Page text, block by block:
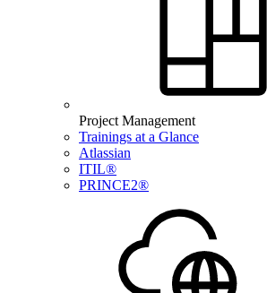
Project Management
Trainings at a Glance
Atlassian
ITIL®
PRINCE2®